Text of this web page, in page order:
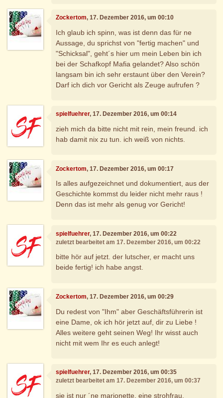
Zockertom, 17. Dezember 2016, um 00:10
Ich glaub ich spinn, was ist denn das für ne
Aussage, du sprichst von "fertig machen" und
"Schicksal", geht´s hier um mein Leben bin ich
bei der Schafkopf Mafia gelandet? Also schön
langsam bin ich sehr erstaunt über den Verein?
Darf ich dich vor Gericht als Zeuge aufrufen ?
spielfuehrer, 17. Dezember 2016, um 00:14
zieh mich da bitte nicht mit rein, mein freund. ich
hab damit nix zu tun. ich weiß von nichts.
Zockertom, 17. Dezember 2016, um 00:17
Is alles aufgezeichnet und dokumentiert, aus der
Geschichte kommst du leider nicht mehr raus !
Denn das ist mehr als genug vor Gericht!
spielfuehrer, 17. Dezember 2016, um 00:22
zuletzt bearbeitet am 17. Dezember 2016, um 00:22
bitte hör auf jetzt. der lutscher, er macht uns
beide fertig! ich habe angst.
Zockertom, 17. Dezember 2016, um 00:29
Du redest von "Ihm" aber Geschäftsführerin ist
eine Dame, ok ich hör jetzt auf, dir zu Liebe !
Alles weitere geht seinen Weg! Ihr wisst auch
nicht mit wem Ihr es euch anlegt!
spielfuehrer, 17. Dezember 2016, um 00:35
zuletzt bearbeitet am 17. Dezember 2016, um 00:37
sie ist nur ´ne marionette, eine strohfrau.